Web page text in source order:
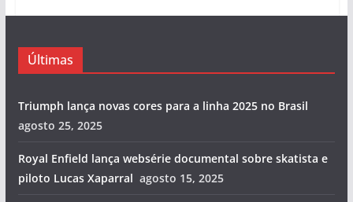
Últimas
Triumph lança novas cores para a linha 2025 no Brasil
agosto 25, 2025
Royal Enfield lança websérie documental sobre skatista e
piloto Lucas Xaparral agosto 15, 2025